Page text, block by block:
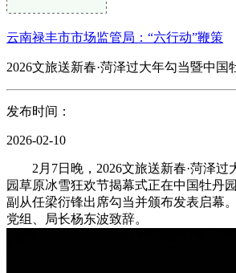
云南禄丰市市场监管局：“六行动”鞭策
2026文旅送新春·菏泽过大年勾当暨中国
发布时间：
2026-02-10
2月7日晚，2026文旅送新春·菏泽过
园草原冰雪狂欢节揭幕式正在中国牡丹
副从任梁衍锋出席勾当并颁布发表启幕
党组、局长杨东波致辞。